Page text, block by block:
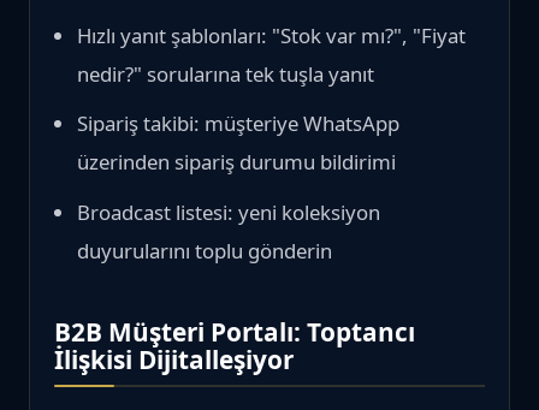
Hızlı yanıt şablonları: "Stok var mı?", "Fiyat
nedir?" sorularına tek tuşla yanıt
Sipariş takibi: müşteriye WhatsApp
üzerinden sipariş durumu bildirimi
Broadcast listesi: yeni koleksiyon
duyurularını toplu gönderin
B2B Müşteri Portalı: Toptancı
İlişkisi Dijitalleşiyor